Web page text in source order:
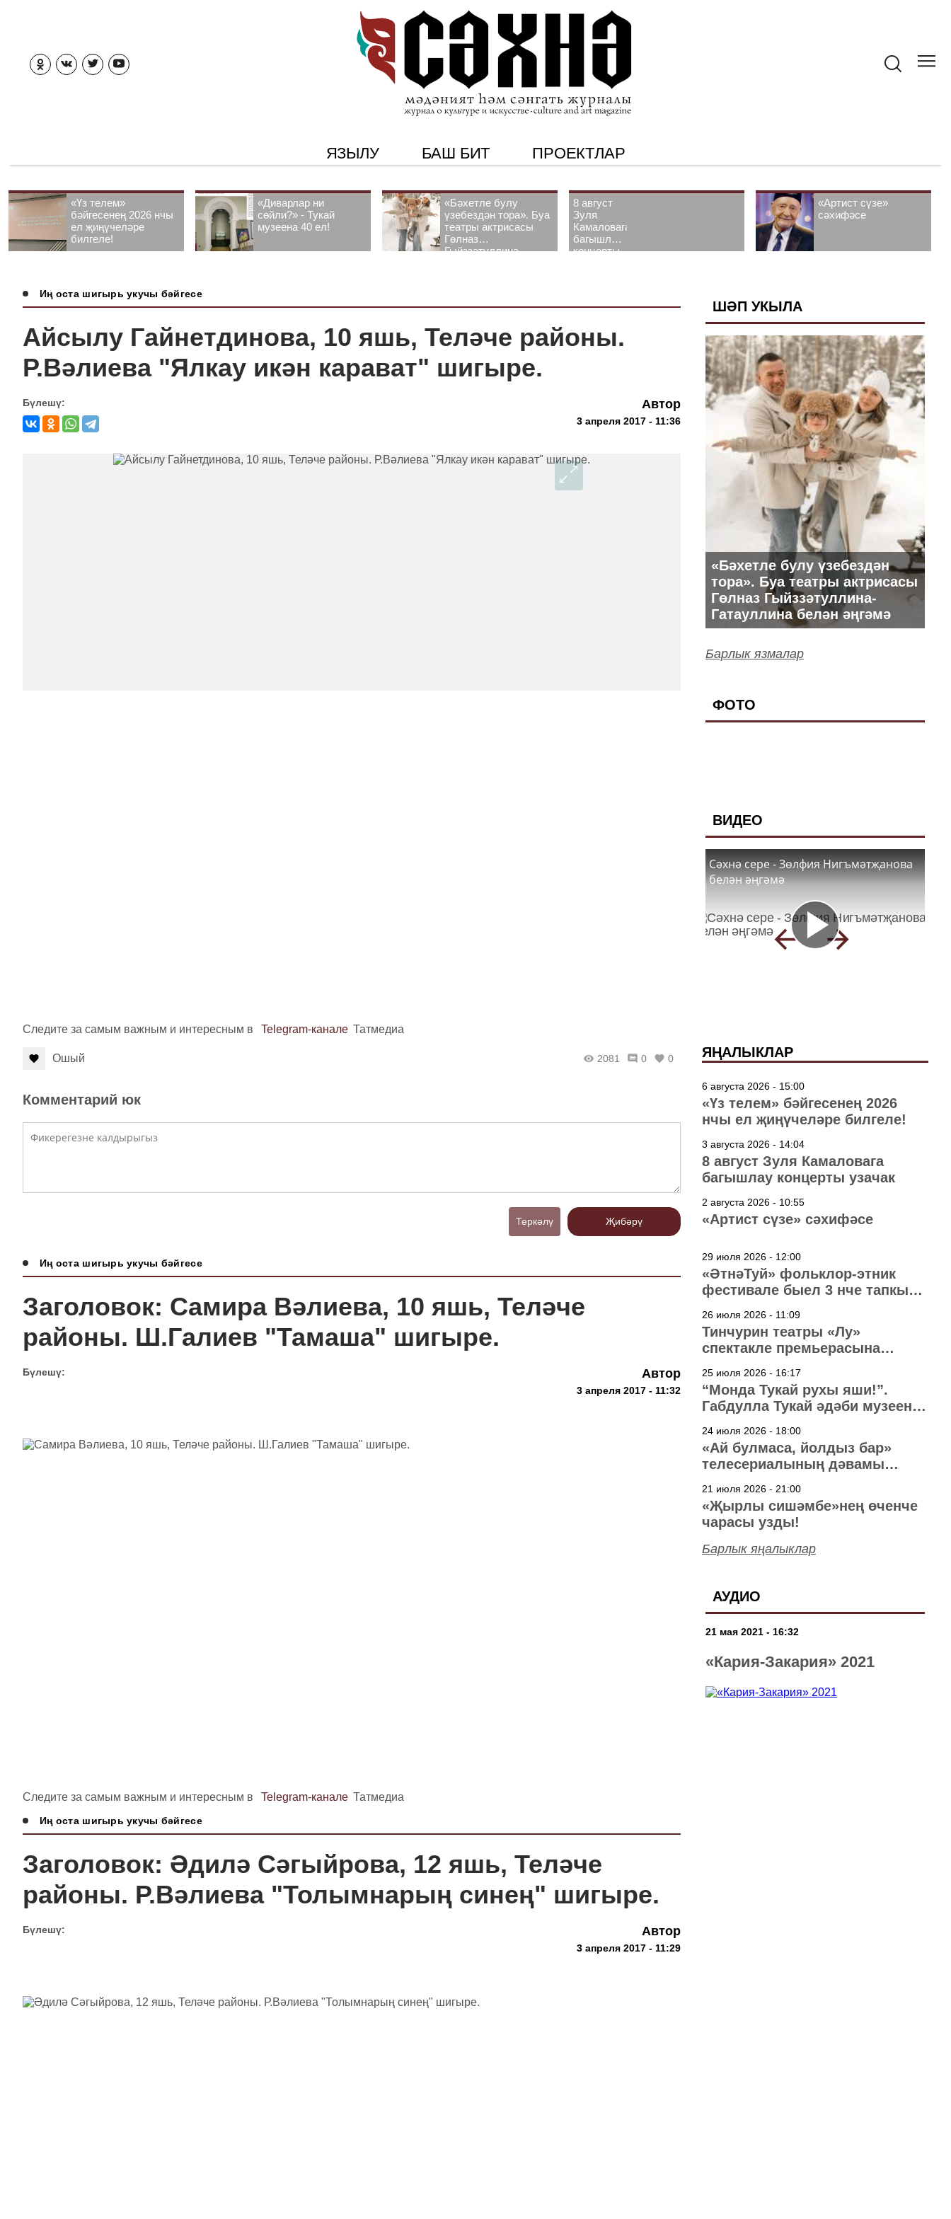
ЯЗЫЛУ БАШ БИТ ПРОЕКТЛАР
«Үз телем»
бәйгесенең 2026 нчы
ел җиңүчеләре
билгеле!
«Диварлар ни
сөйли?» - Тукай
музеена 40 ел!
«Бәхетле булу
үзебездән тора». Буа
театры актрисасы
Гөлназ
Гыйззәтуллина-
8 август
Зуля
Камаловага
багышлау
концерты
«Артист сүзе»
сәхифәсе
Иң оста шигырь укучы бәйгесе
Айсылу Гайнетдинова, 10 яшь, Теләче районы.
Р.Вәлиева "Ялкау икән карават" шигыре.
Бүлешү: Автор
3 апреля 2017 - 11:36
Следите за самым важным и интересным в Telegram-канале Татмедиа
Ошый 2081 0 0
Комментарий юк
Теркәлү Җибәрү
Иң оста шигырь укучы бәйгесе
Заголовок: Самира Вәлиева, 10 яшь, Теләче
районы. Ш.Галиев "Тамаша" шигыре.
Бүлешү: Автор
3 апреля 2017 - 11:32
Следите за самым важным и интересным в Telegram-канале Татмедиа
Иң оста шигырь укучы бәйгесе
Заголовок: Әдилә Сәгыйрова, 12 яшь, Теләче
районы. Р.Вәлиева "Толымнарың синең" шигыре.
Бүлешү: Автор
3 апреля 2017 - 11:29
ШӘП УКЫЛА
«Бәхетле булу үзебездән
тора». Буа театры актрисасы
Гөлназ Гыйззәтуллина-
Гатауллина белән әңгәмә
Барлык язмалар
ФОТО
ВИДЕО
Сәхнә сере - Зөлфия Нигъмәтҗанова
белән әңгәмә
ЯҢАЛЫКЛАР
6 августа 2026 - 15:00
«Үз телем» бәйгесенең 2026
нчы ел җиңүчеләре билгеле!
3 августа 2026 - 14:04
8 август Зуля Камаловага
багышлау концерты узачак
2 августа 2026 - 10:55
«Артист сүзе» сәхифәсе
29 июля 2026 - 12:00
«ӘтнәТуй» фольклор-этник
фестивале быел 3 нче тапкыр
26 июля 2026 - 11:09
Тинчурин театры «Лу»
спектакле премьерасына
25 июля 2026 - 16:17
“Монда Тукай рухы яши!”.
Габдулла Тукай әдәби музеена
24 июля 2026 - 18:00
«Ай булмаса, йолдыз бар»
телесериалының дәвамы
21 июля 2026 - 21:00
«Җырлы сишәмбе»нең өченче
чарасы узды!
Барлык яңалыклар
АУДИО
21 мая 2021 - 16:32
«Кария-Закария» 2021